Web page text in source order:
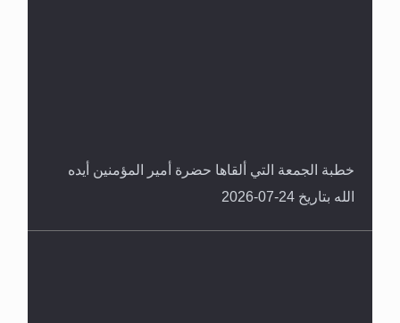
خطبة الجمعة التي ألقاها حضرة أمير المؤمنين أيده
الله بتاريخ 24-07-2026